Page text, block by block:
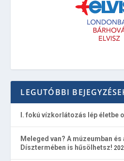
LEGUTÓBBI
I. fokú vízkorlátozás lép életbe
Meleged van? A múzeumban és
Dísztermében is hűsölhetsz!